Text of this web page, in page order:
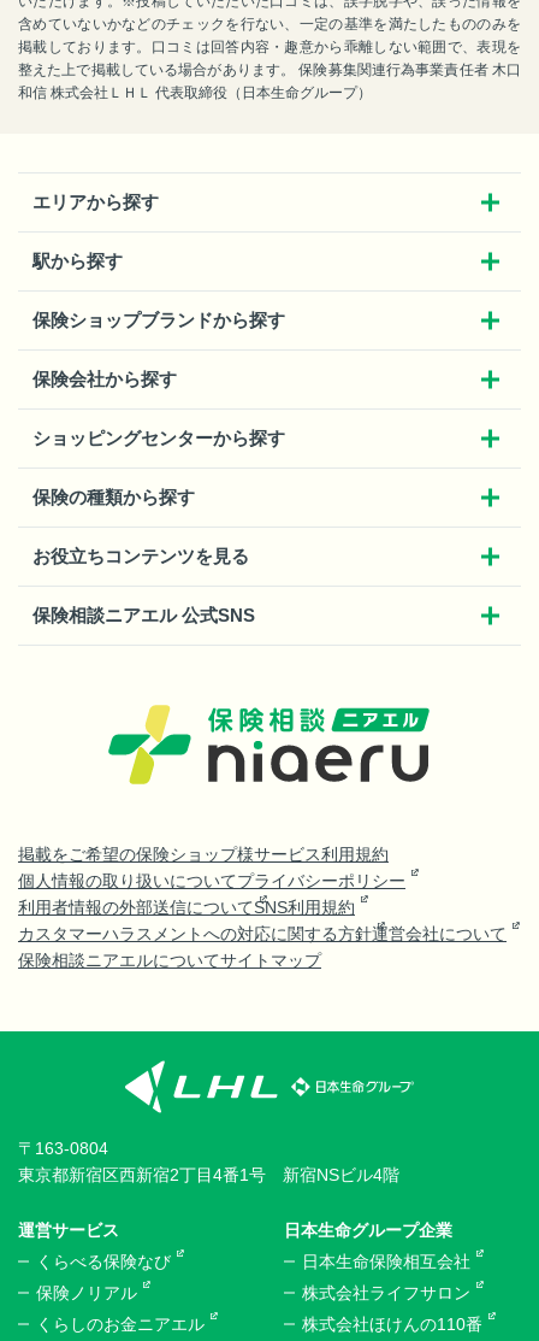
含めていないかなどのチェックを行ない、一定の基準を満たしたもののみを
掲載しております。口コミは回答内容・趣意から乖離しない範囲で、表現を
整えた上で掲載している場合があります。 保険募集関連行為事業責任者 木口
和信 株式会社ＬＨＬ 代表取締役（日本生命グループ）
エリアから探す
駅から探す
保険ショップブランドから探す
保険会社から探す
ショッピングセンターから探す
保険の種類から探す
お役立ちコンテンツを見る
保険相談ニアエル 公式SNS
掲載をご希望の保険ショップ様サービス利用規約
個人情報の取り扱いについてプライバシーポリシー
利用者情報の外部送信についてSNS利用規約
カスタマーハラスメントへの対応に関する方針運営会社について
保険相談ニアエルについてサイトマップ
〒163-0804
東京都新宿区西新宿2丁目4番1号 新宿NSビル4階
運営サービス
くらべる保険なび
保険ノリアル
くらしのお金ニアエル
日本生命グループ企業
日本生命保険相互会社
株式会社ライフサロン
株式会社ほけんの110番